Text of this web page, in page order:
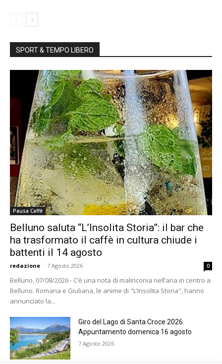
SPORT & TEMPO LIBERO
Pausa Caffè
Belluno saluta “L’Insolita Storia”: il bar che
ha trasformato il caffè in cultura chiude i
battenti il 14 agosto
redazione - 7 Agosto 2026 0
Belluno, 07/08/2026 - C’è una nota di malinconia nell’aria in centro a
Belluno. Romana e Giuliana, le anime di "L’Insolita Storia", hanno
annunciato la...
Giro del Lago di Santa Croce 2026.
Appuntamento domenica 16 agosto
7 Agosto 2026